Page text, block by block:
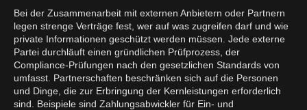
Bei der Zusammenarbeit mit externen Anbietern oder Partnern
legen strenge Verträge fest, wer auf was zugreifen darf und wie
private Informationen geschützt werden müssen. Jede externe
Partei durchläuft einen gründlichen Prüfprozess, der
Compliance-Prüfungen nach den gesetzlichen Standards von
umfasst. Partnerschaften beschränken sich auf die Personen
und Dinge, die zur Erbringung der Kernleistungen erforderlich
sind. Beispiele sind Zahlungsabwickler für Ein- und